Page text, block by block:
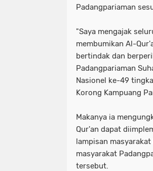
Padangpariaman
"Saya mengajak
membumikan Al-
bertindak dan
Padangpariaman
Nasionel ke-49
Korong Kampuang
Makanya ia
Qur'an dapat
lampisan
masyarakat
tersebut.